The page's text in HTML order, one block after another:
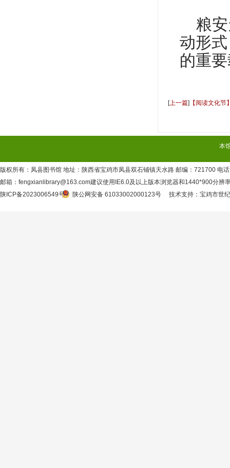
粮
动形
的重
[上一篇] 【阅读文化节
本
版权所有：凤县图书馆 地址：陕西省宝鸡市凤县双石铺镇天水路 邮编：721700 电
邮箱：fengxianlibrary@163.com建议使用IE6.0及以上版本浏览器和1440*900分辨
陕ICP备2023006549号
陕公网安备 61033002000123号 技术支持 ： 宝鸡市世